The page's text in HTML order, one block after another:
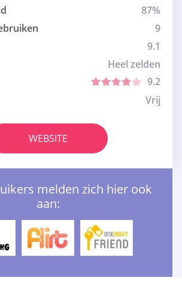
87%
9
9.1
Heel zelden
9.2
Vrij
WEBSITE
melden zich hier ook
aan: